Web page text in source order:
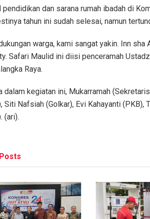
pendidikan dan sarana rumah ibadah di
tahun ini sudah selesai, namun
warga, kami sangat yakin. Inn
Safari Maulid ini diisi penceramah
Raya.
dalam kegiatan ini, Mukarramah
Siti Nafsiah (Golkar), Evi Kahayanti (PKB),
(ari).
Posts